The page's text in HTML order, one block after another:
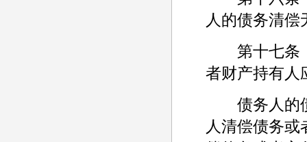
人的债务清偿
第十七条
者财产持有人
债务人的债
人清偿债务